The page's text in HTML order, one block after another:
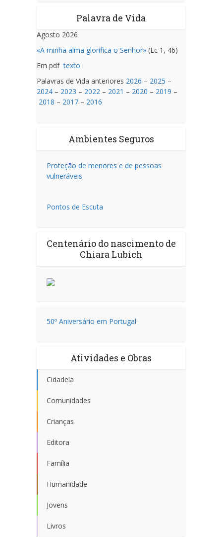
Palavra de Vida
Agosto 2026
«A minha alma glorifica o Senhor» (Lc 1, 46)
Em pdftexto
Palavras de Vida anteriores 2026 – 2025 –
2024 – 2023 – 2022 – 2021 – 2020 – 2019 –
2018 – 2017 – 2016
Ambientes Seguros
Proteção de menores e de pessoas
vulneráveis
Pontos de Escuta
Centenário do nascimento de
Chiara Lubich
50º Aniversário em Portugal
Atividades e Obras
Cidadela
Comunidades
Crianças
Editora
Família
Humanidade
Jovens
Livros